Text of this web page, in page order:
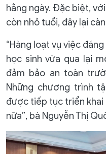
hằng ngày. Đặc biệt,
còn nhỏ tuổi, đây lại
“Hàng loạt vụ việc
học sinh vừa qua lại
đảm bảo an toàn
Những chương trình
được tiếp tục triển
nữa”, bà Nguyễn Thị